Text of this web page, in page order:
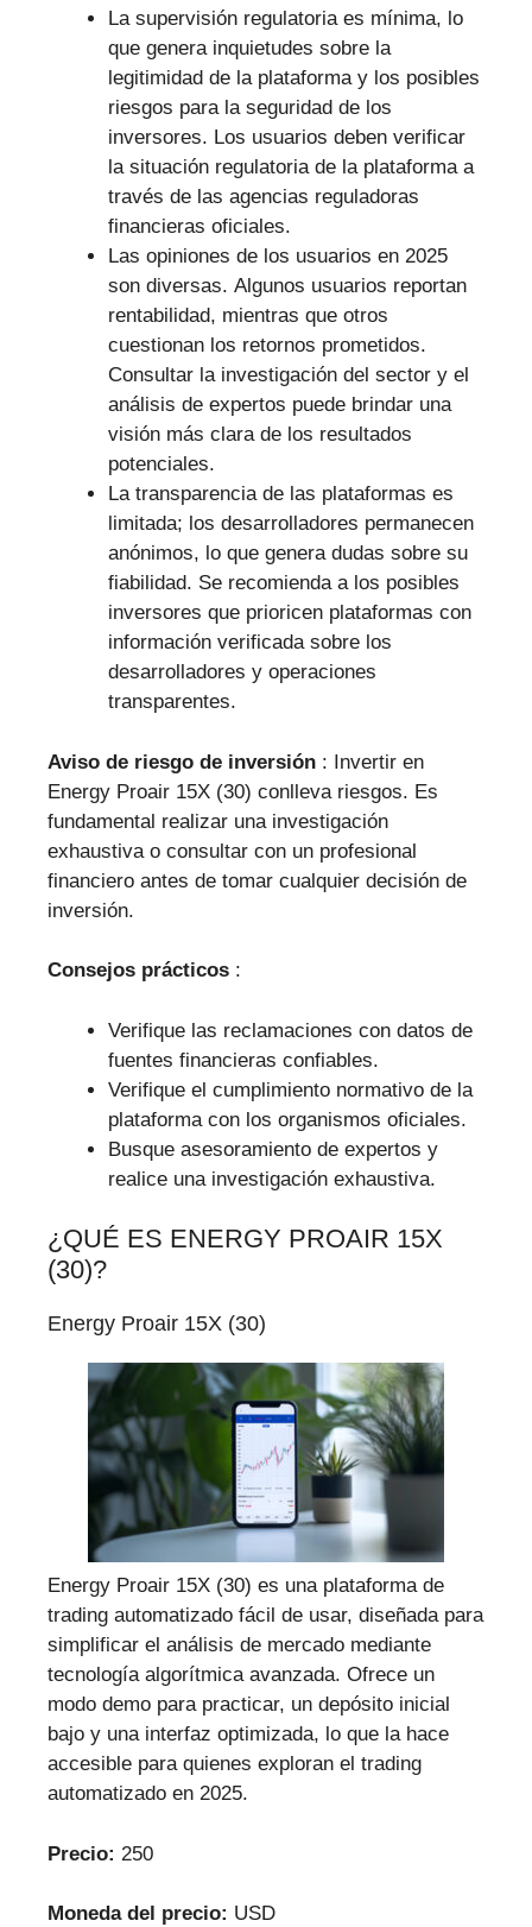
La supervisión regulatoria es mínima, lo
que genera inquietudes sobre la
legitimidad de la plataforma y los posibles
riesgos para la seguridad de los
inversores. Los usuarios deben verificar
la situación regulatoria de la plataforma a
través de las agencias reguladoras
financieras oficiales.
Las opiniones de los usuarios en 2025
son diversas. Algunos usuarios reportan
rentabilidad, mientras que otros
cuestionan los retornos prometidos.
Consultar la investigación del sector y el
análisis de expertos puede brindar una
visión más clara de los resultados
potenciales.
La transparencia de las plataformas es
limitada; los desarrolladores permanecen
anónimos, lo que genera dudas sobre su
fiabilidad. Se recomienda a los posibles
inversores que prioricen plataformas con
información verificada sobre los
desarrolladores y operaciones
transparentes.
Aviso de riesgo de inversión : Invertir en
Energy Proair 15X (30) conlleva riesgos. Es
fundamental realizar una investigación
exhaustiva o consultar con un profesional
financiero antes de tomar cualquier decisión de
inversión.
Consejos prácticos :
Verifique las reclamaciones con datos de
fuentes financieras confiables.
Verifique el cumplimiento normativo de la
plataforma con los organismos oficiales.
Busque asesoramiento de expertos y
realice una investigación exhaustiva.
¿QUÉ ES ENERGY PROAIR 15X
(30)?
Energy Proair 15X (30)
Energy Proair 15X (30) es una plataforma de
trading automatizado fácil de usar, diseñada para
simplificar el análisis de mercado mediante
tecnología algorítmica avanzada. Ofrece un
modo demo para practicar, un depósito inicial
bajo y una interfaz optimizada, lo que la hace
accesible para quienes exploran el trading
automatizado en 2025.
Precio: 250
Moneda del precio: USD